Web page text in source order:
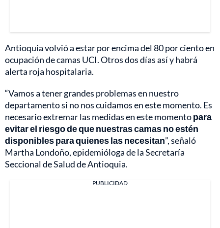
Antioquia volvió a estar por encima del 80 por ciento en
ocupación de camas UCI. Otros dos días así y habrá
alerta roja hospitalaria.
“Vamos a tener grandes problemas en nuestro
departamento si no nos cuidamos en este momento. Es
necesario extremar las medidas en este momentopara
evitar el riesgo de que nuestras camas no estén
disponibles para quienes las necesitan”, señaló
Martha Londoño, epidemióloga de la Secretaría
Seccional de Salud de Antioquia.
PUBLICIDAD